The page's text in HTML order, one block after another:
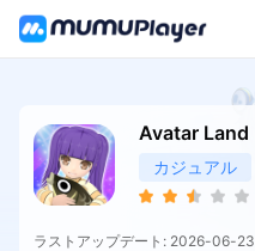
Avatar Land
カジュアル
ラストアップデート: 2026-06-23